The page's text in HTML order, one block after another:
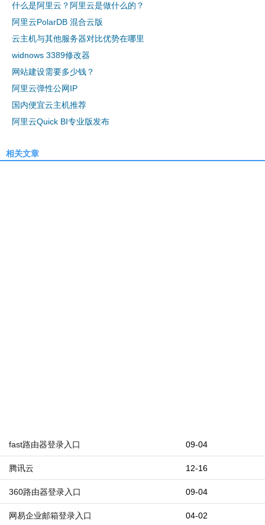
什么是阿里云？阿里云是做什么的？
阿里云PolarDB 混合云版
云主机与其他服务器对比优势在哪里
widnows 3389修改器
网站建设需要多少钱？
阿里云弹性公网IP
国内便宜云主机推荐
阿里云Quick BI专业版发布
相关文章
09-04
fast路由器登录入口
12-16
腾讯云
09-04
360路由器登录入口
04-02
网易企业邮箱登录入口